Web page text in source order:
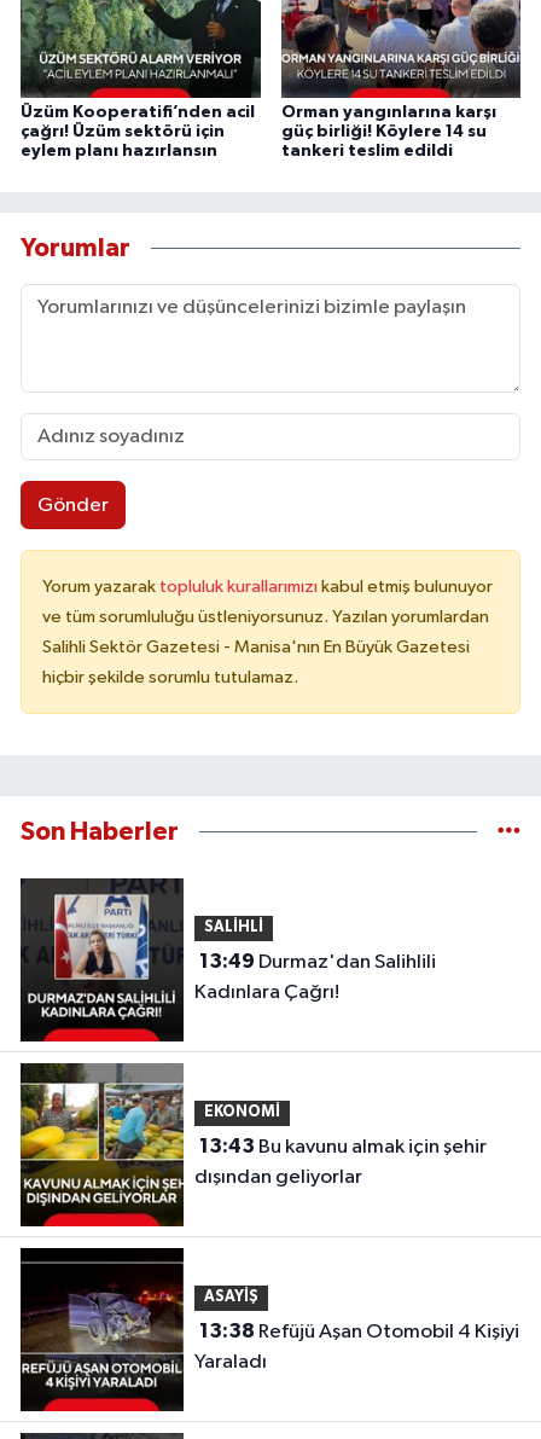
Üzüm Kooperatifi’nden acil
çağrı! Üzüm sektörü için
eylem planı hazırlansın
Orman yangınlarına karşı
güç birliği! Köylere 14 su
tankeri teslim edildi
Yorumlar
Gönder
Yorum yazarak topluluk kurallarımızı kabul etmiş bulunuyor
ve tüm sorumluluğu üstleniyorsunuz. Yazılan yorumlardan
Salihli Sektör Gazetesi - Manisa'nın En Büyük Gazetesi
hiçbir şekilde sorumlu tutulamaz.
Son Haberler
SALİHLİ
13:49
Kadınlara Çağrı!
EKONOMİ
13:43
dışından geliyorlar
ASAYİŞ
13:38
Yaraladı